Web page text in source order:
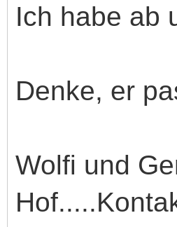
Ich habe ab
Denke, er
Wolfi und